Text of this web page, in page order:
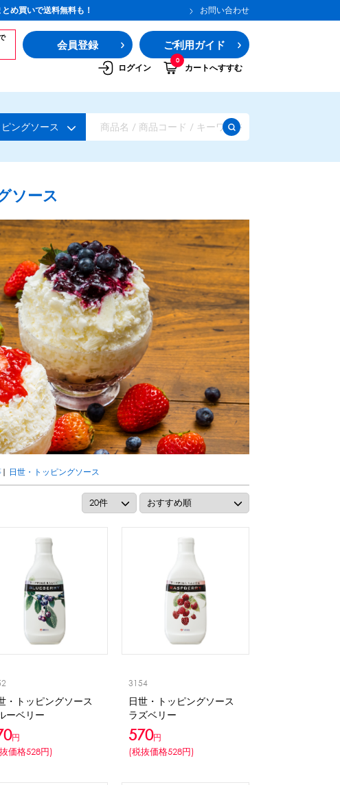
め買いで送料無料も！ お問い合わせ
会員登録 ご利用ガイド
ログイン
0
カートへすすむ
ガムシロップ 水あめ その他のシロップ
・フィリング等
ピューレ・ペースト
オプション
スプーン
ングソース
ソース
| 日世・トッピングソース
・トッピングソース
ーベリー
円
価格528円)
3154
日世・トッピングソース
ラズベリー
570円
(税抜価格528円)